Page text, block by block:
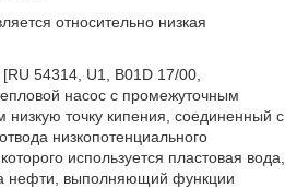
относительно низкая
[RU 54314, U1, B01D 17/00,
насос с промежуточным
точку кипения, соединенный с
низкопотенциального
используется пластовая вода,
нефти, выполняющий функции